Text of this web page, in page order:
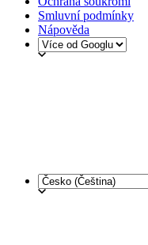
Smluvní podmínky
Nápověda